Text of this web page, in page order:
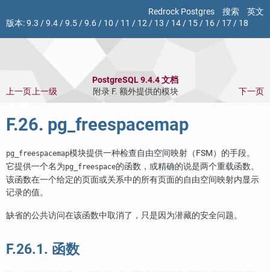
Redrock Postgres 搜索
英文
版本:9.3 /9.4/9.5/9.6/ 10 / 11 / 12/ 13 / 14/ 15/ 16/ 17/ 18
PostgreSQL 9.4.4 文档
上一页上一级 附录 F. 额外提供的模块 下一页
F.26. pg_freespacemap
pg_freespacemap模块提供一种检查自由空间映射（FSM）的手段。
它提供一个名为pg_freespace的函数，或精确的说是两个重载函数。
该函数在一个给定的页面或关系中的所有页面的自由空间映射内显示
记录的值。
缺省的公共访问在该函数中取消了，只是因为潜藏的安全问题。
F.26.1. 函数